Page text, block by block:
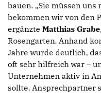
bauen. „Sie müssen
bekommen wir von den
ergänzte Matthias Grabe
Rosengarten. Anhand
Jahre wurde deutlich,
oft sehr hilfreich war –
Unternehmen aktiv in
sollte. Ansprechpartner